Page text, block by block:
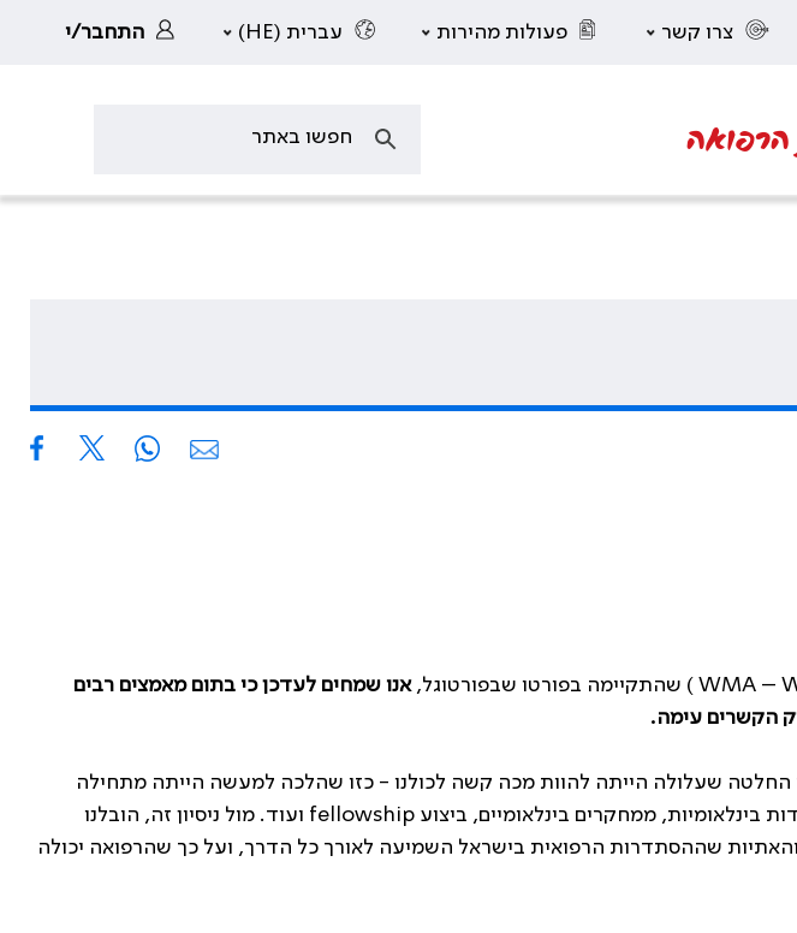
צרו קשר פעולות מהירות עברית (HE) התחבר/י
הרפואה
WMA – ) שהתקיימה בפורטו שבפורטוגל,אנו שמחים לעדכן כי בתום מאמצים רבים
הקשרים עימה.
החלטה שעלולה הייתה להוות מכה קשה לכולנו - כזו שהלכה למעשה הייתה מתחילה
בינלאומיות, ממחקרים בינלאומיים, ביצועfellowship ועוד. מול ניסיון זה, הובלנו
שההסתדרות הרפואית בישראל השמיעה לאורך כל הדרך, ועל כך שהרפואה יכולה